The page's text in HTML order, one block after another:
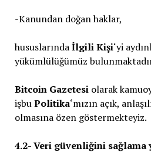
-Kanundan doğan haklar,
hususlarındaİlgili Kişi‘yi
yükümlülüğümüz
Bitcoin Gazetesiolarak
işbuPolitika‘mızın açık,
olmasına özen göstermekteyiz.
4.2- Veri güvenliğini